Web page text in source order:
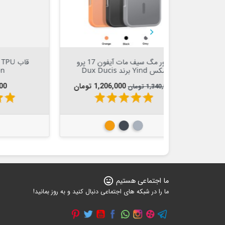
Fascination
قیمت
69,000 تومان
star
star
star

ما اجتماعی هستیم sentiment_very_satisfied
ما را در شبکه های اجتماعی دنبال کنید و به روز بمانید!